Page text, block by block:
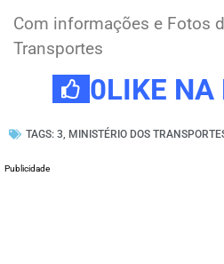
Com informações e Fotos
Transportes
0LIKE NA
TAGS: 3 MINISTÉRIO DOS
Publicidade